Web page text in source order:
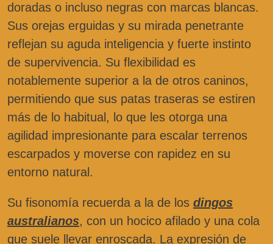
doradas o incluso negras con marcas blancas.
Sus orejas erguidas y su mirada penetrante
reflejan su aguda inteligencia y fuerte instinto
de supervivencia. Su flexibilidad es
notablemente superior a la de otros caninos,
permitiendo que sus patas traseras se estiren
más de lo habitual, lo que les otorga una
agilidad impresionante para escalar terrenos
escarpados y moverse con rapidez en su
entorno natural.
Su fisonomía recuerda a la de los dingos
australianos, con un hocico afilado y una cola
que suele llevar enroscada. La expresión de